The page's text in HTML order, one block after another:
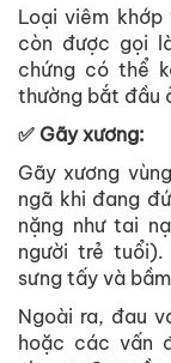
Loại viêm
còn được gọi
chứng có thể
thường bắt đầu
✅ Gãy xương:
Gãy xương
ngã khi đang
nặng như tai
người trẻ
sưng tấy và
Ngoài ra, đau
hoặc các vấn